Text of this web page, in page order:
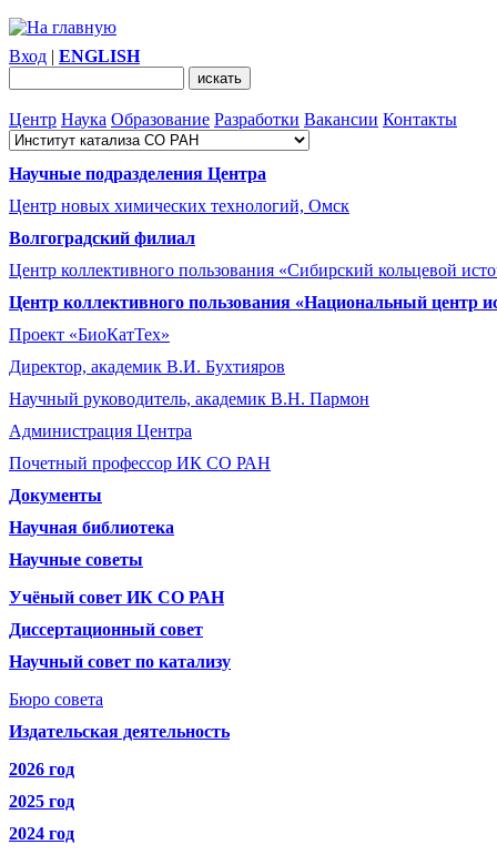
Вход | ENGLISH
Центр Наука Образование Разработки Вакансии Контакты
Научные подразделения Центра
Центр новых химических технологий, Омск
Волгоградский филиал
Центр коллективного пользования «Сибирский кольцевой
Центр коллективного пользования «Национальный центр
Проект «БиоКатТех»
Директор, академик В.И. Бухтияров
Научный руководитель, академик В.Н. Пармон
Администрация Центра
Почетный профессор ИК СО РАН
Документы
Научная библиотека
Научные советы
Учёный совет ИК СО РАН
Диссертационный совет
Научный совет по катализу
Бюро совета
Издательская деятельность
2026 год
2025 год
2024 год